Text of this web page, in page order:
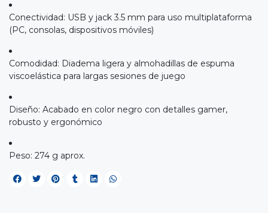
Conectividad: USB y jack 3.5 mm para uso multiplataforma
(PC, consolas, dispositivos móviles)
Comodidad: Diadema ligera y almohadillas de espuma
viscoelástica para largas sesiones de juego
Diseño: Acabado en color negro con detalles gamer,
robusto y ergonómico
Peso: 274 g aprox.